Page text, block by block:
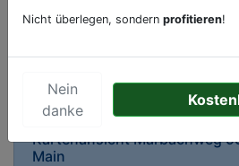
Sonderangebote odere
Ihr Unternehmen anbietet
Ihren Wettbewerbern abheben.
KartenansichtMarbachweg
Main
Nicht überlegen, sondern profitieren!
Nein
danke